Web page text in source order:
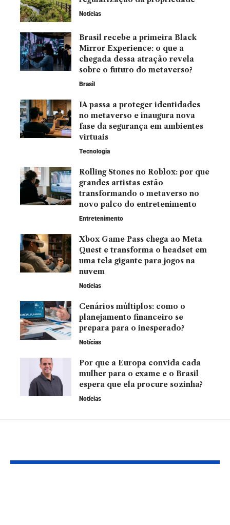
Notícias
Brasil recebe a primeira Black
Mirror Experience: o que a
chegada dessa atração revela
sobre o futuro do metaverso?
Brasil
IA passa a proteger identidades
no metaverso e inaugura nova
fase da segurança em ambientes
virtuais
Tecnologia
Rolling Stones no Roblox: por que
grandes artistas estão
transformando o metaverso no
novo palco do entretenimento
Entretenimento
Xbox Game Pass chega ao Meta
Quest e transforma o headset em
uma tela gigante para jogos na
nuvem
Notícias
Cenários múltiplos: como o
planejamento financeiro se
prepara para o inesperado?
Notícias
Por que a Europa convida cada
mulher para o exame e o Brasil
espera que ela procure sozinha?
Notícias